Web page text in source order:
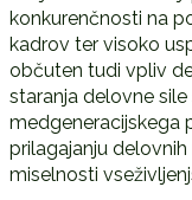
konkurenčnosti na
kadrov ter visoko
občuten tudi vpliv
staranja delovne
medgeneracijskega
prilagajanju
miselnosti